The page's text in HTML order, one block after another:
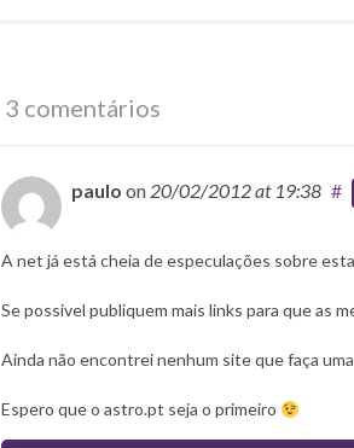
3 comentários
paulo on 20/02/2012at 19:38 #
A net já está cheia de especulações sobre
Se possivel publiquem mais links para que as
Ainda não encontrei nenhum site que faça
Espero que o astro.pt seja o primeiro